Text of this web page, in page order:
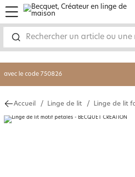
Rechercher un article ou une
menu
-30% sur votre commandedès 2 articles
livraison GRATUITEdès 110€ d'achat
avec le code 750826
Accueil Linge de lit Linge de lit